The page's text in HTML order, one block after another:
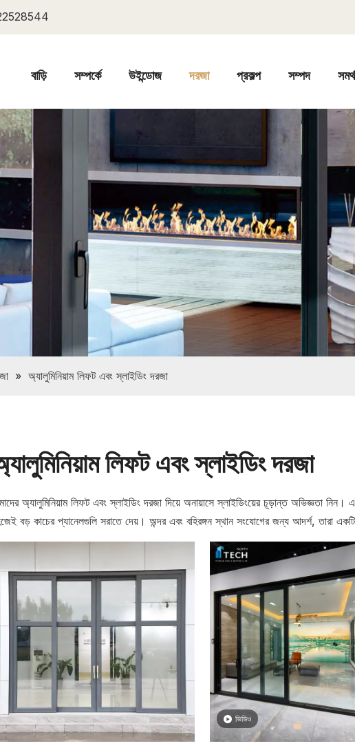
বাড়ি সম্পর্কে উইন্ডোজ দরজা প্রকল্প সম্পদ
» অ্যালুমিনিয়াম লিফট এবং স্লাইডিং দরজা
লিফট এবং স্লাইডিং দরজা
অ্যালুমিনিয়াম লিফট এবং স্লাইডিং দরজা দিয়ে অনায়াসে স্লাইডিংয়ের চূড়ান্ত অভিজ্ঞতা
বড় কাচের প্যানেলগুলি সরাতে দেয়। অন্দর এবং বহিরঙ্গন স্থান সংযোগের জন্য আদর্শ, তারা
ভিডিও